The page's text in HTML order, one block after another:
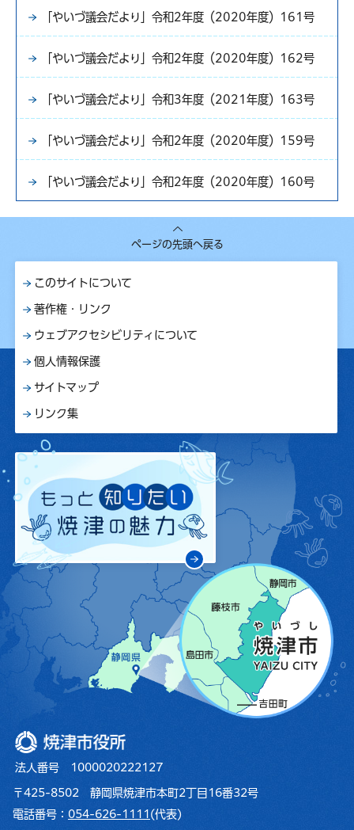
「やいづ議会だより」令和2年度（2020年度）161号
「やいづ議会だより」令和2年度（2020年度）162号
「やいづ議会だより」令和3年度（2021年度）163号
「やいづ議会だより」令和2年度（2020年度）159号
「やいづ議会だより」令和2年度（2020年度）160号
ページの先頭へ戻る
このサイトについて
著作権・リンク
ウェブアクセシビリティについて
個人情報保護
サイトマップ
リンク集
焼津市役所
法人番号 1000020222127
〒425-8502 静岡県焼津市本町2丁目16番32号
電話番号： 054-626-1111 (代表)